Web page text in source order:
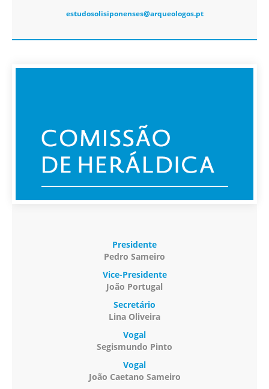
estudosolisiponenses@arqueologos.pt
Presidente
Pedro Sameiro
Vice-Presidente
João Portugal
Secretário
Lina Oliveira
Vogal
Segismundo Pinto
Vogal
João Caetano Sameiro